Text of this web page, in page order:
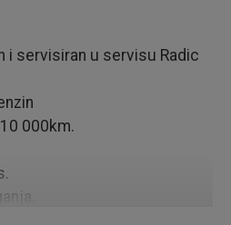
i servisiran u servisu Radic
000km.